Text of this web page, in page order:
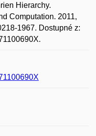
Hierarchy.
Computation. 2011,
1967. Dostupné z: